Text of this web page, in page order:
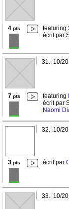
4pts featuring
écrit par
31. 10/
7 pts featuring
écrit par
Naomi
32. 10/
3pts écrit par
33. 10/